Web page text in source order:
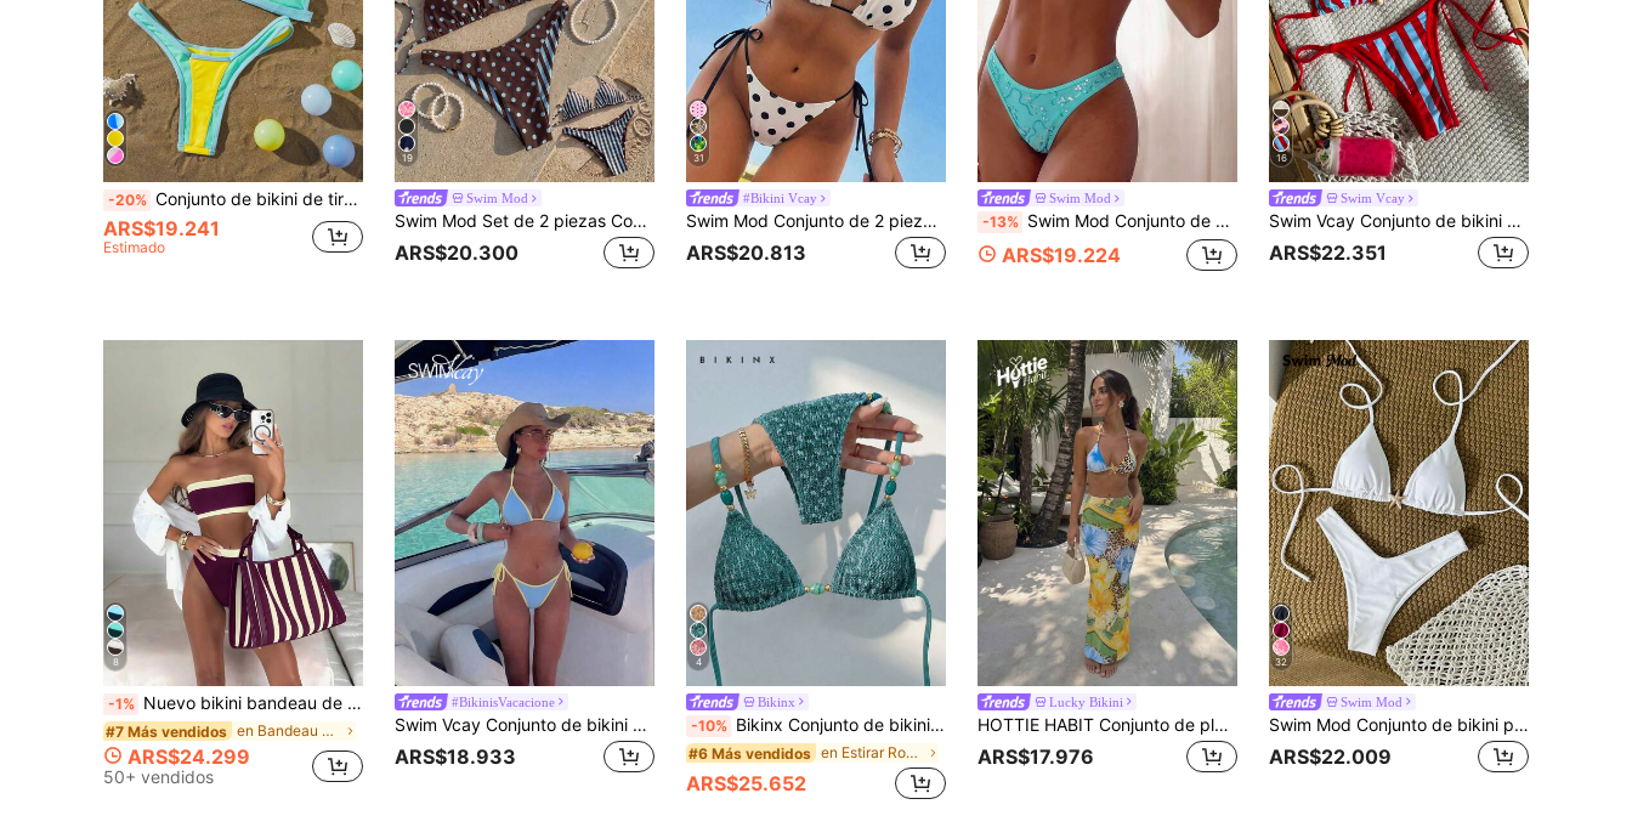
-20% Conjunto de bikini de tirantes finos con parte superior de color contrastante y Bottom de corte alto, elegante para vacaciones de verano en la playa
ARS$19.241
Estimado
19
Swim Mod
Swim Mod Set de 2 piezas Conjunto de playa de moda y lindo para mujer, top corto con escote halter, espalda descubierta, reversible y con lazo delantero, a rayas y lunares, y adorables calzones de bikini para fiesta sexy/yate
ARS$20.300
31
#Bikini Vcay
Swim Mod Conjunto de 2 piezas de traje de baño bikini de mujer primavera/verano 2026 con tirantes finos, cuello halter, color beige con estampado aleatorio de lunares negros, dulce y lindo, con lazo lateral y tanga
ARS$20.813
Swim Mod
-13% Swim Mod Conjunto de bikini de 2 piezas para mujer, top halter triangular y braguita de corte alto, tela texturizada con accesorio de sol dorado, estilo sexy para vacaciones en la playa en primavera/verano, Swim Basics
ARS$19.224
16
Swim Vcay
Swim Vcay Conjunto de bikini de 2 piezas con tirantes de espagueti a rayas aleatorias rojas y azules + rojo sólido con cordón de halter de corte alto para mujer, traje de baño para vacaciones, crucero, playa y tomar el sol, bikini a rayas, traje de baño push up para mujer
ARS$22.351
8
-1% Nuevo bikini bandeau de unicolor sexy y a la moda con tirantes desmontables para mujer, adecuado para playa, fiesta en la piscina, vacaciones de verano, Vacationcore
#7 Más vendidos en Bandeau Conjuntos de bikini para mujer
ARS$24.299
50+ vendidos
#BikinisVacacione
Swim Vcay Conjunto de bikini y tanga triangular de verano para mujer con contraste de color, estilo halter y sexy. Conjunto de bikini azul para fiesta en yate, vacaciones y fiesta en barco. Bikini con lazos laterales y bikini triangular, conjunto de bikini azul claro
ARS$18.933
4
Bikinx
-10% Bikinx Conjunto de bikini elegante con textura y cuentas para mujer, con top halter, braguita con lazo lateral y espalda descubierta, ideal para vacaciones en la playa, verano y ropa de resort
#6 Más vendidos en Estirar Ropa de playa para mujeres
ARS$25.652
Lucky Bikini
HOTTIE HABIT Conjunto de playa 3 en 1 para mujer con bikini de triángulo con cuello halter, falda larga envolvente con estampado floral, traje de baño con estampado de leopardo azul y amarillo y flores tropicales, estilo de vacaciones de verano
ARS$17.976
32
Swim Mod
Swim Mod Conjunto de bikini para mujer con tirantes finos, con decoración metálica en unicolor, para el verano
ARS$22.009